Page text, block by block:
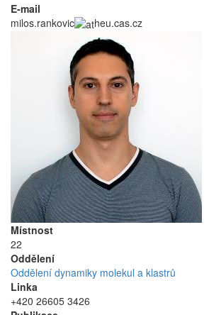
E-mail
milos.rankovic
heu.cas.cz
Místnost
22
Oddělení
Oddělení dynamiky molekul a klastrů
Linka
+420 26605 3426